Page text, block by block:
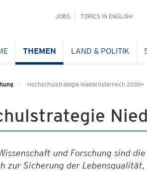
NAVIGATION
JOBS TOPICS IN ENGLISH
THEMEN LAND & POLITIK
Hochschulstrategie Niederösterreich 2030+
und Forschung sind
zur Sicherung der